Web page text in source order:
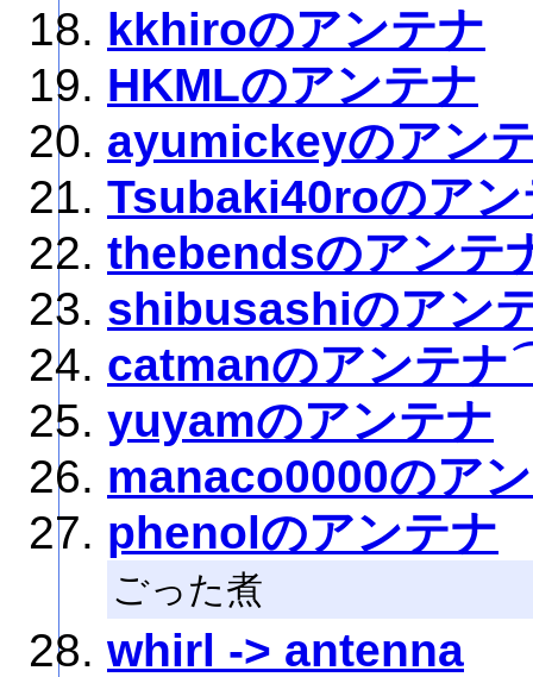
kkhiroのアンテナ
HKMLのアンテナ
ayumickeyのアン
Tsubaki40roのアン
thebendsのアンテ
shibusashiのアン
catmanのアンテ
yuyamのアンテナ
manaco0000のア
phenolのアンテナ
ごった煮
whirl -> antenna